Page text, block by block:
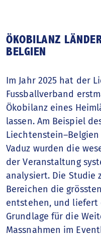
ÖKOBILANZ
BELGIEN
Im Jahr 2025 hat der
Fussballverband
Ökobilanz eines
lassen. Am Beispiel
Vaduz wurden die
der Veranstaltung
analysiert. Die Studie
Bereichen die
entstehen, und
Grundlage für die
Massnahmen im